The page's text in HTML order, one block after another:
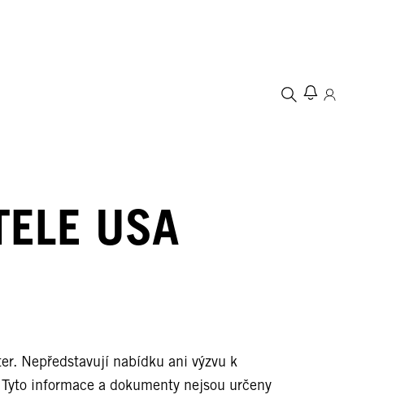
USA
Nepředstavují nabídku ani výzvu k
informace a dokumenty nejsou určeny